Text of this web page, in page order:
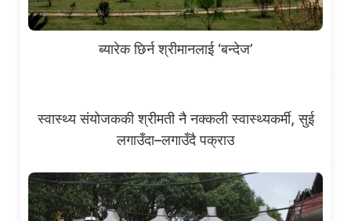
ब्यारेक छिर्न श्रीमानलाई ‘बन्देज’
स्वास्थ्य संयोजककी श्रीमती नै नक्कली स्वास्थ्यकर्मी, सुई
लगाउँदा–लगाउँदै पक्राउ